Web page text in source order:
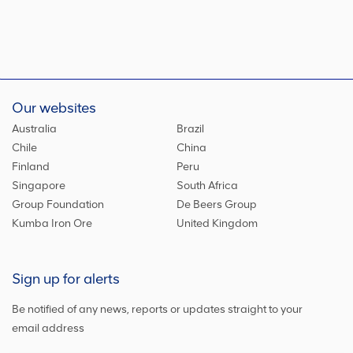
Our websites
Australia
Brazil
Chile
China
Finland
Peru
Singapore
South Africa
Group Foundation
De Beers Group
Kumba Iron Ore
United Kingdom
Sign up for alerts
Be notified of any news, reports or updates straight to your
email address